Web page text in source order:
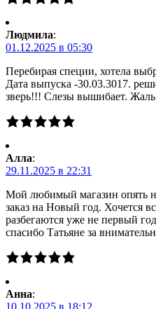
Людмила:
01.12.2025 в 05:30
Перебирая специи, хотела
Дата выпуска -30.03.3017.
зверь!!! Слезы вышибает.
Алла:
29.11.2025 в 22:31
Мой любимый магазин опять
заказ на Новый год. Хочется
разбегаются уже не первый
спасибо Татьяне за
Анна: